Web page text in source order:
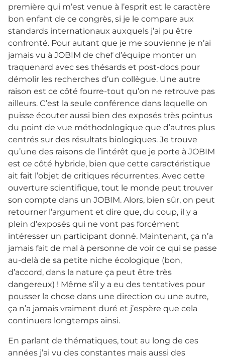
première qui m’est venue à l’esprit est le caractère
bon enfant de ce congrès, si je le compare aux
standards internationaux auxquels j’ai pu être
confronté. Pour autant que je me souvienne je n’ai
jamais vu à JOBIM de chef d’équipe monter un
traquenard avec ses thésards et post-docs pour
démolir les recherches d’un collègue. Une autre
raison est ce côté fourre-tout qu’on ne retrouve pas
ailleurs. C’est la seule conférence dans laquelle on
puisse écouter aussi bien des exposés très pointus
du point de vue méthodologique que d’autres plus
centrés sur des résultats biologiques. Je trouve
qu’une des raisons de l’intérêt que je porte à JOBIM
est ce côté hybride, bien que cette caractéristique
ait fait l’objet de critiques récurrentes. Avec cette
ouverture scientifique, tout le monde peut trouver
son compte dans un JOBIM. Alors, bien sûr, on peut
retourner l’argument et dire que, du coup, il y a
plein d’exposés qui ne vont pas forcément
intéresser un participant donné. Maintenant, ça n’a
jamais fait de mal à personne de voir ce qui se passe
au-delà de sa petite niche écologique (bon,
d’accord, dans la nature ça peut être très
dangereux) ! Même s’il y a eu des tentatives pour
pousser la chose dans une direction ou une autre,
ça n’a jamais vraiment duré et j’espère que cela
continuera longtemps ainsi.
En parlant de thématiques, tout au long de ces
années j’ai vu des constantes mais aussi des